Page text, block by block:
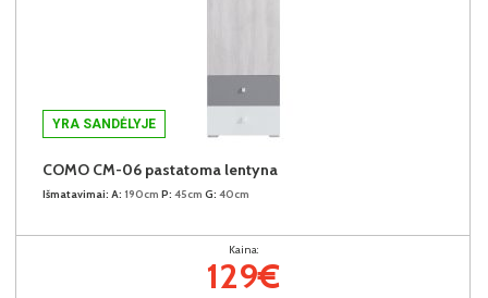
YRA SANDĖLYJE
COMO CM-06 pastatoma lentyna
Išmatavimai: A: 190cm P: 45cm G: 40cm
Kaina:
129€